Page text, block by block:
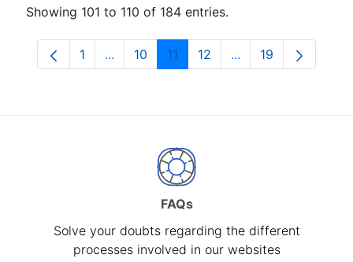
Showing 101 to 110 of 184 entries.
Page
1 ...Intermediate Pages Use TAB to navigate.
Page
10 Page
11 Page
12 ...Intermediate
Page
19
FAQs
Solve your doubts regarding the different
processes involved in our websites